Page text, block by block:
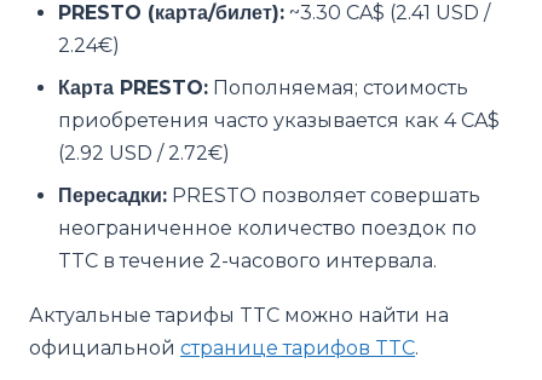
PRESTO (карта/билет): ~3.30 CA$ (2.41 USD /
2.24€)
Карта PRESTO: Пополняемая; стоимость
приобретения часто указывается как 4 CA$
(2.92 USD / 2.72€)
Пересадки: PRESTO позволяет совершать
неограниченное количество поездок по
TTC в течение 2-часового интервала.
Актуальные тарифы TTC можно найти на
официальной странице тарифов TTC.